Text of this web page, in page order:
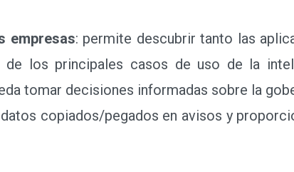
empresas: permite descubrir tanto las
los principales casos de uso de la
tomar decisiones informadas sobre la
copiados/pegados en avisos y